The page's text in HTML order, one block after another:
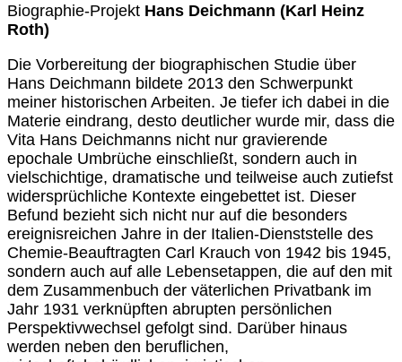
Biographie-Projekt Hans Deichmann (Karl Heinz
Roth)
Die Vorbereitung der biographischen Studie über
Hans Deichmann bildete 2013 den Schwerpunkt
meiner historischen Arbeiten. Je tiefer ich dabei in die
Materie eindrang, desto deutlicher wurde mir, dass die
Vita Hans Deichmanns nicht nur gravierende
epochale Umbrüche einschließt, sondern auch in
vielschichtige, dramatische und teilweise auch zutiefst
widersprüchliche Kontexte eingebettet ist. Dieser
Befund bezieht sich nicht nur auf die besonders
ereignisreichen Jahre in der Italien-Dienststelle des
Chemie-Beauftragten Carl Krauch von 1942 bis 1945,
sondern auch auf alle Lebensetappen, die auf den mit
dem Zusammenbuch der väterlichen Privatbank im
Jahr 1931 verknüpften abrupten persönlichen
Perspektivwechsel gefolgt sind. Darüber hinaus
werden neben den beruflichen,